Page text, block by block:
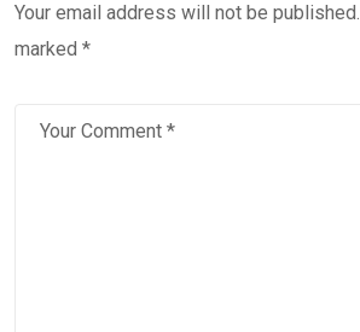
Your email address will not be published.
marked *